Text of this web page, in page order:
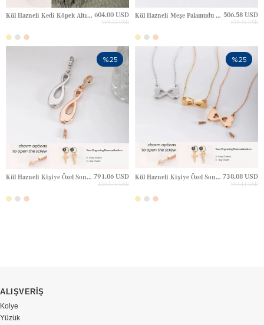
Kül Hazneli Kedi Köpek Altın Kolye 604.00 USD
805.33 USD
Kül Hazneli Meşe Palamudu Gravürlü Altın Kolye 506.58 USD
675.44 USD
Kül Hazneli Kişiye Özel Sonsuzluk Altın Kolye 791.06 USD
1,054.75 USD
%25
Kül Hazneli Kişiye Özel Sonsuzluk Altın Kolye 738.08 USD
984.11 USD
%25
ALIŞVERİŞ
Kolye
Yüzük